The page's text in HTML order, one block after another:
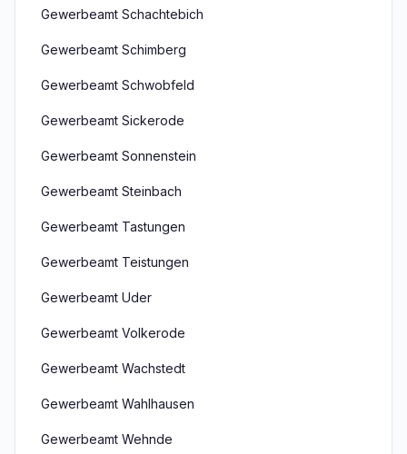
Gewerbeamt Schachtebich
Gewerbeamt Schimberg
Gewerbeamt Schwobfeld
Gewerbeamt Sickerode
Gewerbeamt Sonnenstein
Gewerbeamt Steinbach
Gewerbeamt Tastungen
Gewerbeamt Teistungen
Gewerbeamt Uder
Gewerbeamt Volkerode
Gewerbeamt Wachstedt
Gewerbeamt Wahlhausen
Gewerbeamt Wehnde